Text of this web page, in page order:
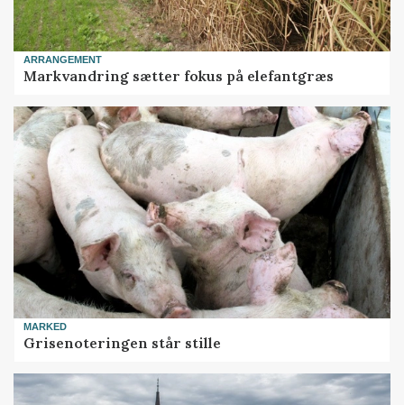
ARRANGEMENT
Markvandring sætter fokus på elefantgræs
MARKED
Grisenoteringen står stille